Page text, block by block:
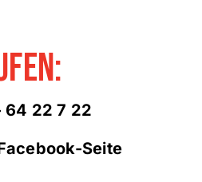
64 22 7 22
Seite